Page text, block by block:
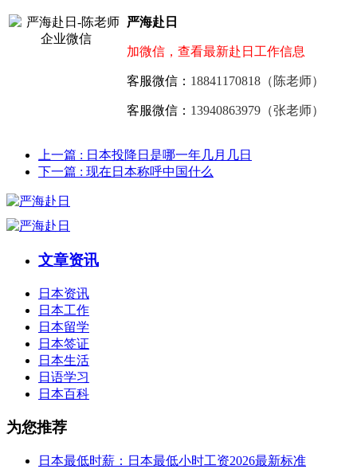
严海赴日
加微信，查看最新赴日工作信息
客服微信： 18841170818（陈老师）
客服微信： 13940863979（张老师）
上一篇 : 日本投降日是哪一年几月几日
下一篇 : 现在日本称呼中国什么
文章资讯
日本资讯
日本工作
日本留学
日本签证
日本生活
日语学习
日本百科
为您推荐
日本最低时薪：日本最低小时工资2026最新标准